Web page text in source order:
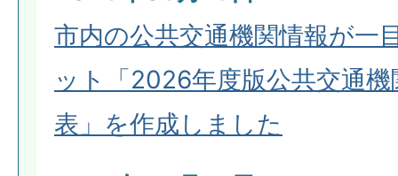
市内の公共交通機関情報が一
ット「2026年度版公共交通
表」を作成しました